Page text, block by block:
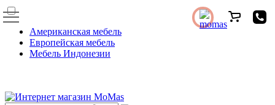
Американская мебель
Европейская мебель
Мебель Индонезии